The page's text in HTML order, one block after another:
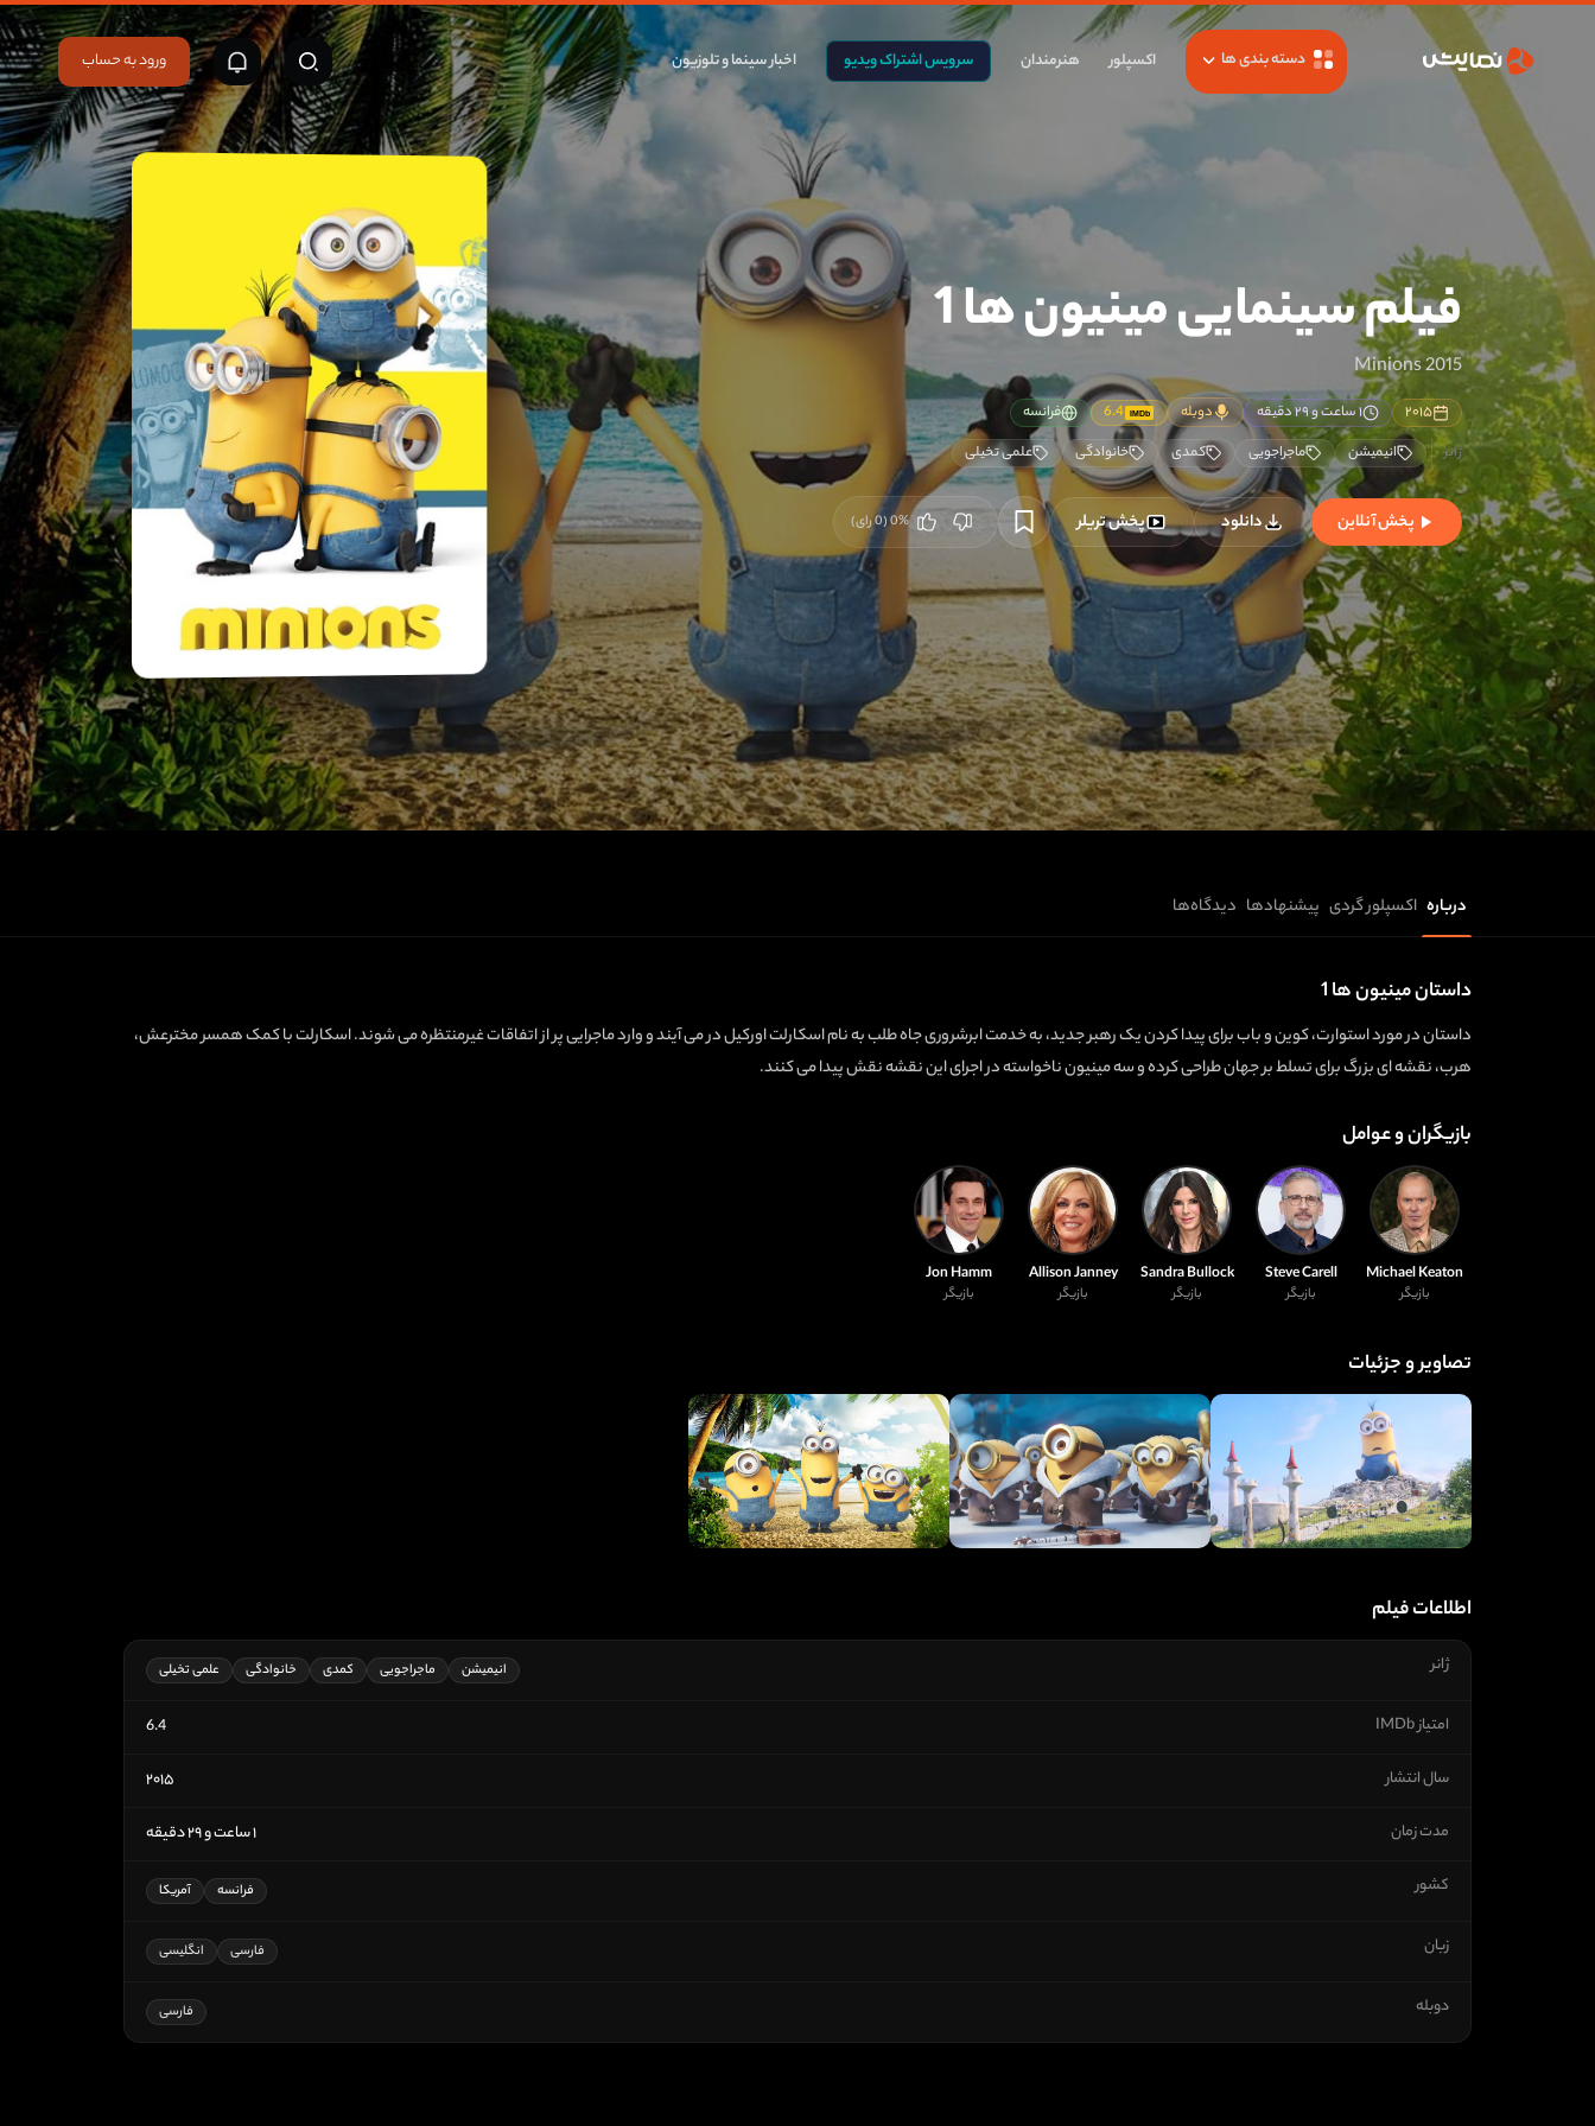
دسته بندی ها اکسپلور هنرمندان سرویس اشتراک ویدیو اخبار سینما و تلوزیون ورود به حساب
فیلم سینمایی مینیون ها 1
Minions 2015
۲۰۱۵ ۱ ساعت و ۲۹ دقیقه دوبله IMDb
6.4
فرانسه
انیمیشن
ماجراجویی کمدی خانوادگی علمی تخیلی
پخش آنلاین دانلود پخش تریلر 0%
(
0رای)
درباره اکسپلور گردی پیشنهادها دیدگاه‌ها
داستان مینیون ها 1
داستان در مورد استوارت، کوین و باب برای پیدا کردن یک رهبر جدید، به خدمت ابرشروری جاه طلب به نام اسکارلت اورکیل در می آیند و وارد ماجرایی پر از اتفاقات غیرمنتظره می شوند. اسکارلت با کمک همسر مخترعش،
هرب، نقشه ای بزرگ برای تسلط بر جهان طراحی کرده و سه مینیون ناخواسته در اجرای این نقشه نقش پیدا می کنند.
بازیگران و عوامل
Michael Keaton
بازیگر
Steve Carell
بازیگر
Sandra Bullock
بازیگر
Allison Janney
بازیگر
Jon Hamm
بازیگر
تصاویر و جزئیات
اطلاعات فیلم
ژانر انیمیشن ماجراجویی کمدی خانوادگی علمی تخیلی
امتیاز IMDb 6.4
سال انتشار ۲۰۱۵
مدت زمان ۱ ساعت و ۲۹ دقیقه
کشور فرانسه آمریکا
زبان فارسی انگلیسی
دوبله فارسی